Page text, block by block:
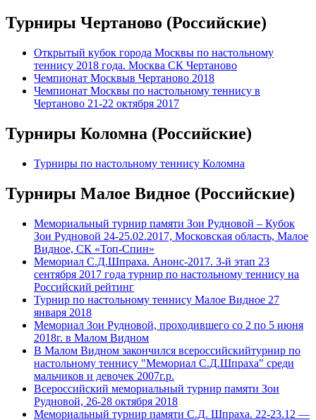
Турниры Чертаново (Российские)
Открытый кубок города Москвы по настольному
теннису 2018 года. Москва СК Чертаново
Чемпионат Москвыв Чертаново 2018
Чемпионат Москвы по настольному теннису в
Чертаново 21-22 октября 2017
Турниры Коломна (Российские)
Турниры по настольному теннису Коломна
Турниры Малое Видное (Российские)
Мемориальный турнир памяти Зои Рудновой – Кубок
Зои Рудновой 24-25.02.2017, Московская область, Малое
Видное, СК «Топ-Спин»
Мемориал С.Д.Шпраха. Анонс-2017. 3-й этап 23
сентября 2017 года турнир по настольному теннису на
Российский рейтинг
Турнир по настольному теннису Малое Видное 27
января 2018
Мемориал Зои Рудновой, проходившего со 2 по 5 июня
2018г. в Малом Видном
В Малом Видном закончился всероссийскийтурнир по
настольному теннису "Мемориал С.Д.Шпраха" среди
мальчиков и девочек 2007г.р.
Всероссийский мемориальный турнир памяти Зои
Рудновой, 26-28 октября 2018
Мемориальный турнир памяти С.Д. Шпраха. 22-23.12 —